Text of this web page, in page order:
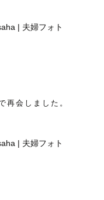
再会しました。